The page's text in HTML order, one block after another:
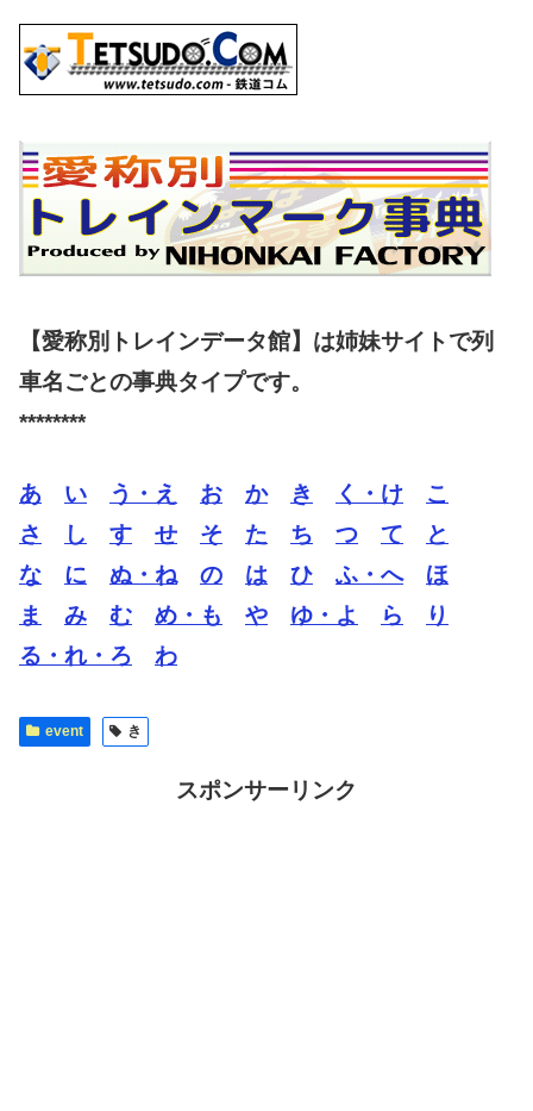
【愛称別トレインデータ館】は姉妹サイトで列
車名ごとの事典タイプです。
********
あ い う・え お か き く・け
こ
さ
し す せ そ た ち つ て
と
な
に ぬ・ね の は ひ ふ・へ
ほ
ま
み む め・も や ゆ・よ ら
り
る・れ・ろ
わ
event き
スポンサーリンク